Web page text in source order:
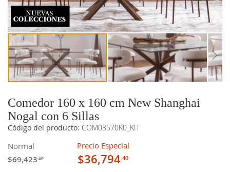
Comedor 160 x 160 cm New Shanghai
Nogal con 6 Sillas
Código del producto: COM03570K0_KIT
Normal
$69,423.40
Precio Especial
$36,794.40
imágenes
imágenes